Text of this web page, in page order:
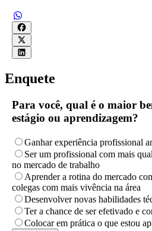
Enquete
Para você, qual é o maior
estágio ou aprendizagem?
Ganhar experiência profissional
Ser um profissional com mais
no mercado de trabalho
Aprender a rotina do mercado
colegas com mais vivência na área
Desenvolver novas habilidades
Ter a chance de ser efetivado e
Colocar em prática o que estou